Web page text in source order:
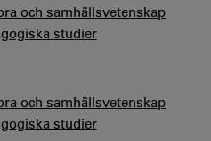
och samhällsvetenskap
studier
och samhällsvetenskap
studier